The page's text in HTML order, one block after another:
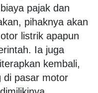
pajak dan
pihaknya akan
listrik apapun
Ia juga
kembali,
di pasar motor